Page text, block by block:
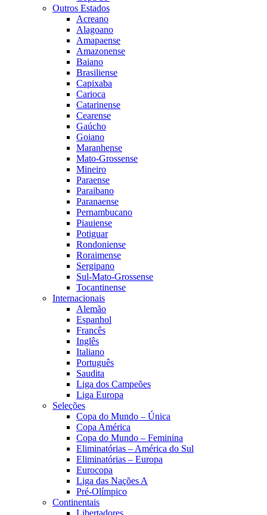
Outros Estados
Acreano
Alagoano
Amapaense
Amazonense
Baiano
Brasiliense
Capixaba
Carioca
Catarinense
Cearense
Gaúcho
Goiano
Maranhense
Mato-Grossense
Mineiro
Paraense
Paraibano
Paranaense
Pernambucano
Piauiense
Potiguar
Rondoniense
Roraimense
Sergipano
Sul-Mato-Grossense
Tocantinense
Internacionais
Alemão
Espanhol
Francês
Inglês
Italiano
Português
Saudita
Liga dos Campeões
Liga Europa
Seleções
Copa do Mundo – Única
Copa América
Copa do Mundo – Feminina
Eliminatórias – América do Sul
Eliminatórias – Europa
Eurocopa
Liga das Nações A
Pré-Olímpico
Continentais
Libertadores